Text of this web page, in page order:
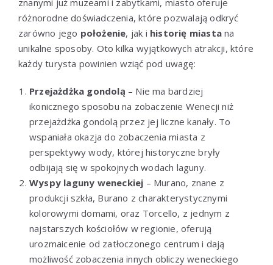
różnorodne doświadczenia, które pozwalają odkryć
zarówno jego położenie, jak i historię miasta na
unikalne sposoby. Oto kilka wyjątkowych atrakcji, które
każdy turysta powinien wziąć pod uwagę:
Przejażdżka gondolą – Nie ma bardziej
ikonicznego sposobu na zobaczenie Wenecji niż
przejażdżka gondolą przez jej liczne kanały. To
wspaniała okazja do zobaczenia miasta z
perspektywy wody, której historyczne bryły
odbijają się w spokojnych wodach laguny.
Wyspy laguny weneckiej – Murano, znane z
produkcji szkła, Burano z charakterystycznymi
kolorowymi domami, oraz Torcello, z jednym z
najstarszych kościołów w regionie, oferują
urozmaicenie od zatłoczonego centrum i dają
możliwość zobaczenia innych obliczy weneckiego